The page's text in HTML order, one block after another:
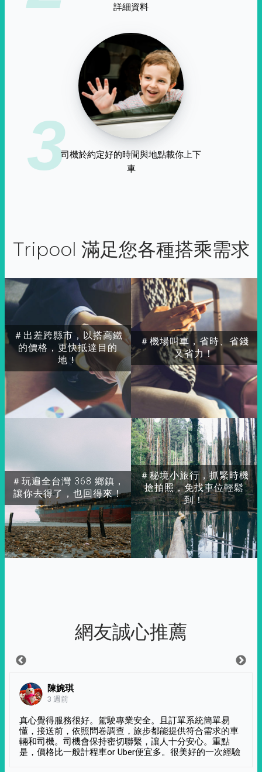
詳細資料
3司機於約定好的時間與地點載你上下
車
Tripool 滿足您各種搭乘需求
＃出差跨縣市，以搭高鐵
的價格，更快抵達目的
地！
＃玩遍全台灣 368 鄉鎮，
讓你去得了，也回得來！
＃秘境小旅行，抓緊時機
搶拍照，免找車位輕鬆
到！
＃機場叫車，省時、省錢
又省力！
網友誠心推薦
陳婉琪
3 週前
真心覺得服務很好。駕駛專業安全。且訂單系統簡單易
懂，接送前，依照問卷調查，旅步都能提供符合需求的車
輛和司機。司機會保持密切聯繫，讓人十分安心。重點
是，價格比一般計程車or Uber便宜多。很美好的一次經驗